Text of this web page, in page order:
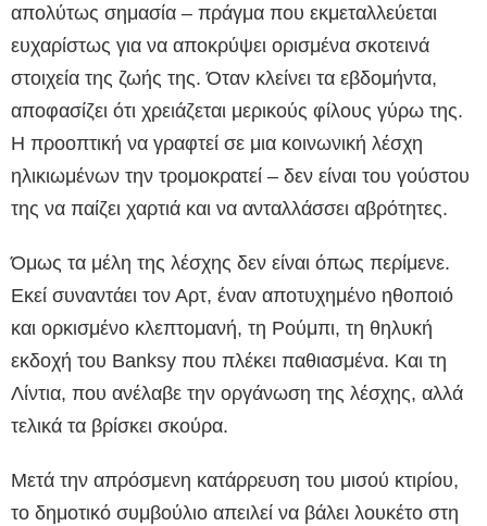
απολύτως σημασία – πράγμα που εκμεταλλεύεται
ευχαρίστως για να αποκρύψει ορισμένα σκοτεινά
στοιχεία της ζωής της. Όταν κλείνει τα εβδομήντα,
αποφασίζει ότι χρειάζεται μερικούς φίλους γύρω της.
Η προοπτική να γραφτεί σε μια κοινωνική λέσχη
ηλικιωμένων την τρομοκρατεί – δεν είναι του γούστου
της να παίζει χαρτιά και να ανταλλάσσει αβρότητες.
Όμως τα μέλη της λέσχης δεν είναι όπως περίμενε.
Εκεί συναντάει τον Αρτ, έναν αποτυχημένο ηθοποιό
και ορκισμένο κλεπτομανή, τη Ρούμπι, τη θηλυκή
εκδοχή του Banksy που πλέκει παθιασμένα. Και τη
Λίντια, που ανέλαβε την οργάνωση της λέσχης, αλλά
τελικά τα βρίσκει σκούρα.
Μετά την απρόσμενη κατάρρευση του μισού κτιρίου,
το δημοτικό συμβούλιο απειλεί να βάλει λουκέτο στη